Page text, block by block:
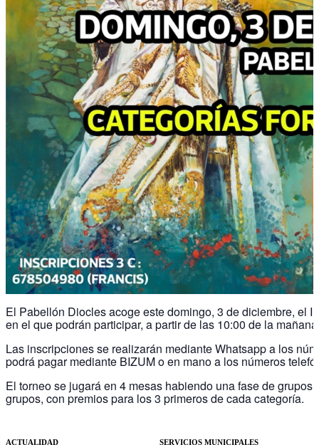
El Pabellón Diocles acoge este domingo, 3 de diciembre, el
en el que podrán participar, a partir de las 10:00 de la
Las inscripciones se realizarán mediante Whatsapp a los
podrá pagar mediante BIZUM o en mano a los números
El torneo se jugará en 4 mesas habiendo una fase de
grupos, con premios para los 3 primeros de cada categoría.
ACTUALIDAD SERVICIOS MUNICIPALES